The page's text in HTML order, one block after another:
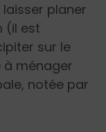
planer
(il est
sur le
à ménager
notée par